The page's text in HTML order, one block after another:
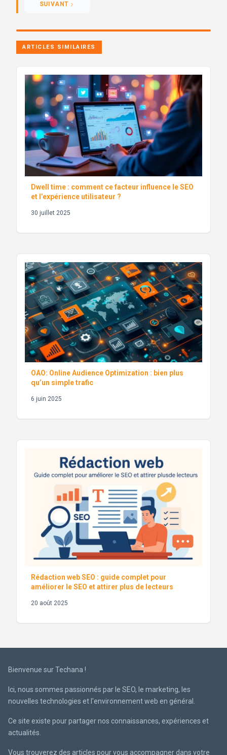
SUIVANT
ARTICLES SIMILAIRES
Dwell time : comment ce facteur influence le SEO
et l’expérience utilisateur ?
30 juillet 2025
OAO: Online Audience Optimization : bien plus
qu’un simple trafic
6 juin 2025
Rédaction web SEO : guide complet pour
améliorer le SEO et attirer plus de lecteurs
20 août 2025
Bienvenue sur Techana !
Ici, nous sommes passionnés par le SEO, le marketing, les
nouvelles technologies et l'environnement web en général.
Ce site existe pour partager nos connaissances, expériences et
actualités.
Vous trouverez des articles pour vous accompagner dans votre